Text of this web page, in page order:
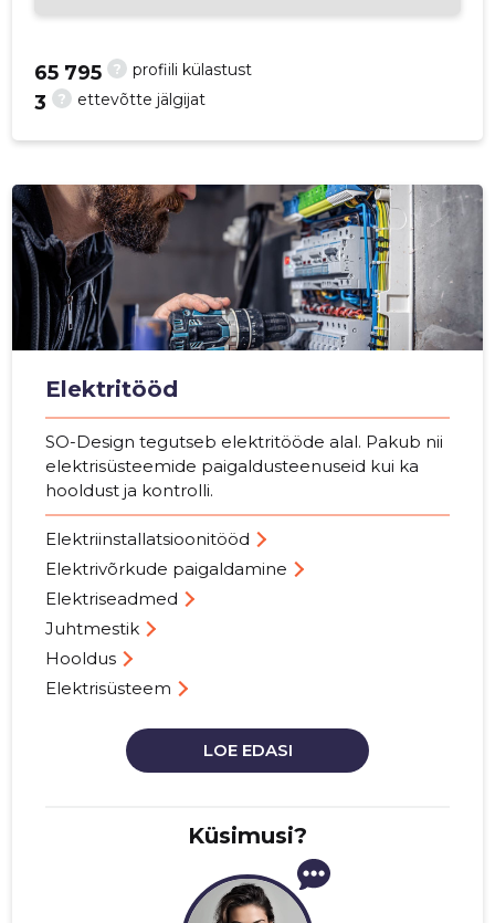
? profiili külastust
65 795
? ettevõtte jälgijat
3
Elektritööd
SO-Design tegutseb elektritööde alal. Pakub nii
elektrisüsteemide paigaldusteenuseid kui ka
hooldust ja kontrolli.
Elektriinstallatsioonitööd
Elektrivõrkude paigaldamine
Elektriseadmed
Juhtmestik
Hooldus
Elektrisüsteem
LOE EDASI
Küsimusi?